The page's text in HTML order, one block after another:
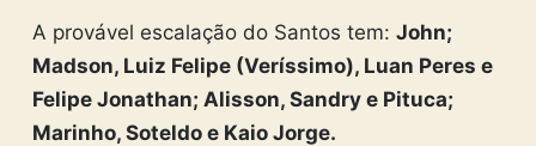
A provável escalação do Santos tem: John;
Madson, Luiz Felipe (Veríssimo), Luan Peres e
Felipe Jonathan; Alisson, Sandry e Pituca;
Marinho, Soteldo e Kaio Jorge.